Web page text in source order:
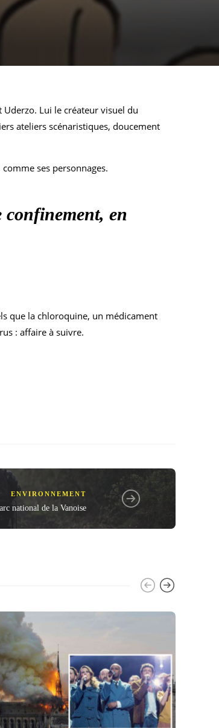
Lui le créateur visuel du
ateliers scénaristiques, doucement
ses personnages.
confinement, en
que la chloroquine, un médicament
: affaire à suivre.
ENVIRONNEMENT
national de la Vanoise